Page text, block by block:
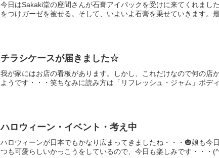
今日はSakaki堂の座間さんが石膏アイパックを受けに来てくれま
をつけガーゼを被せる。そして、いよいよ石膏を乗せていきます。
チラシケースが届きました☆
我が家にはお店の看板があります。しかし、これだけなので何の
ようです・・・笑ちなみに読み方は「リフレッシュ・ジャム」ボデ
ハロウィーン・イベント・考え中
ハロウィーンが日本でもかなり広まってきましたね・・・🎃娘も
つも可愛らしいかっこうをしているので、今日も楽しみです・・・